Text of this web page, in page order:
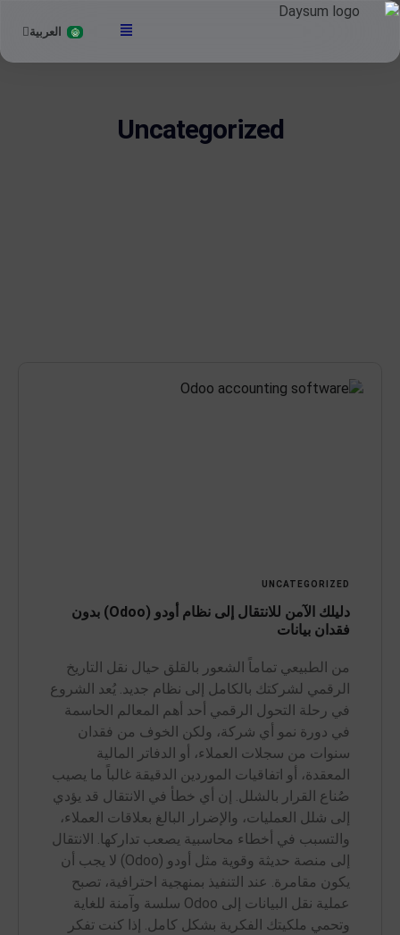
العربية
English
Uncategorized
UNCATEGORIZED
دليلك الآمن للانتقال إلى نظام أودو (Odoo) بدون
فقدان بيانات
من الطبيعي تماماً الشعور بالقلق حيال نقل التاريخ
الرقمي لشركتك بالكامل إلى نظام جديد. يُعد الشروع
في رحلة التحول الرقمي أحد أهم المعالم الحاسمة
في دورة نمو أي شركة، ولكن الخوف من فقدان
سنوات من سجلات العملاء، أو الدفاتر المالية
المعقدة، أو اتفاقيات الموردين الدقيقة غالباً ما يصيب
صُناع القرار بالشلل. إن أي خطأ في الانتقال قد يؤدي
إلى شلل العمليات، والإضرار البالغ بعلاقات العملاء،
والتسبب في أخطاء محاسبية يصعب تداركها. الانتقال
إلى منصة حديثة وقوية مثل أودو (Odoo) لا يجب أن
يكون مقامرة. عند التنفيذ بمنهجية احترافية، تصبح
عملية نقل البيانات إلى Odoo سلسة وآمنة للغاية
وتحمي ملكيتك الفكرية بشكل كامل. إذا كنت تفكر